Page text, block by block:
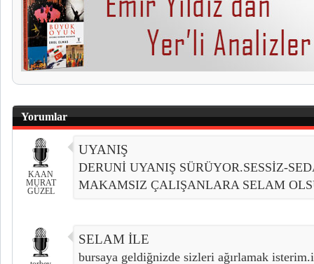
Yorumlar
KAAN
MURAT
GÜZEL
UYANIŞ
DERUNİ UYANIŞ SÜRÜYOR.SESSİZ-
MAKAMSIZ ÇALIŞANLARA SELAM
SELAM İLE
bursaya geldiğnizde sizleri ağırlamak